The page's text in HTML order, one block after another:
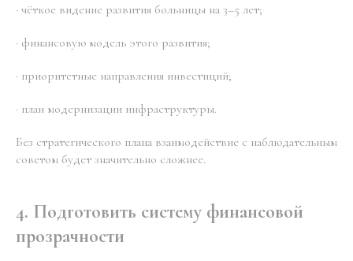
· чёткое видение развития больницы на 3–5 лет;
· финансовую модель этого развития;
· приоритетные направления инвестиций;
· план модернизации инфраструктуры.
Без стратегического плана взаимодействие с наблюдательным
советом будет значительно сложнее.
4. Подготовить систему финансовой
прозрачности